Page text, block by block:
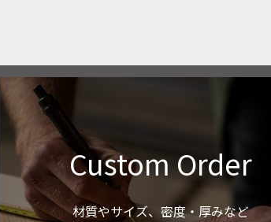
Custom Order
材質やサイズ、密度・厚みなど